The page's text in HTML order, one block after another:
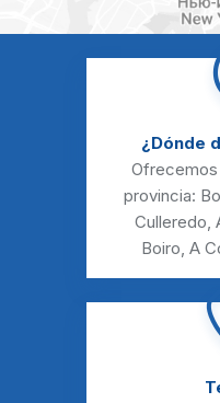
¿Dónde
provincia:
Culleredo,
Boiro, A